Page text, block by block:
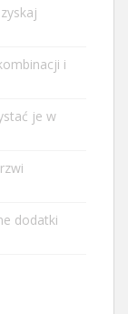
i
je w
dodatki